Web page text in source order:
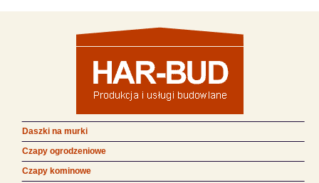
Daszki na murki
Czapy ogrodzeniowe
Czapy kominowe